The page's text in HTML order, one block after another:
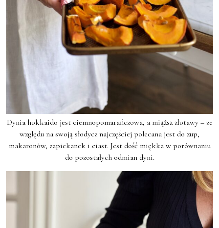
Dynia hokkaido jest ciemnopomarańczowa, a miąższ złotawy – ze
względu na swoją słodycz najczęściej polecana jest do zup,
makaronów, zapiekanek i ciast. Jest dość miękka w porównaniu
do pozostałych odmian dyni.